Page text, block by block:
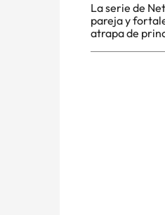
La serie de
pareja y
atrapa de